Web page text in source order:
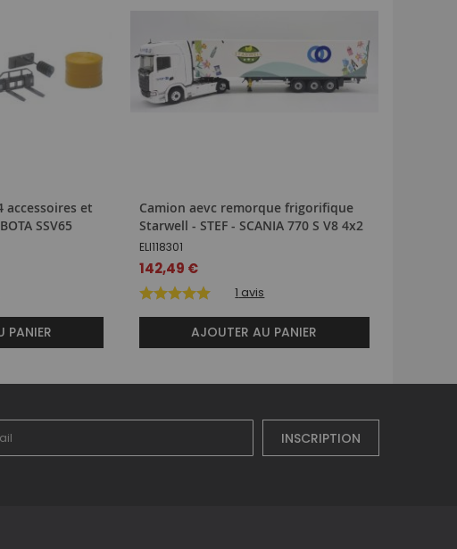
accessoires et
SSV65
PANIER
Camion aevc remorque frigorifique
Starwell - STEF - SCANIA 770 S V8 4x2
ELI118301
142,49 €
1 avis
AJOUTER AU PANIER
INSCRIPTION